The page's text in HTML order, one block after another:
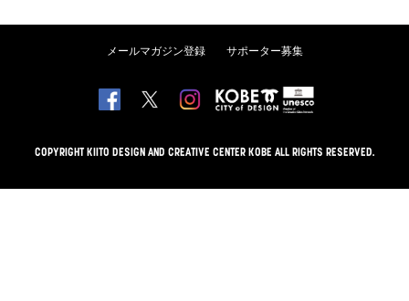
メールマガジン登録 サポーター募集
COPYRIGHT KIITO DESIGN AND CREATIVE CENTER KOBE ALL RIGHTS RESERVED.